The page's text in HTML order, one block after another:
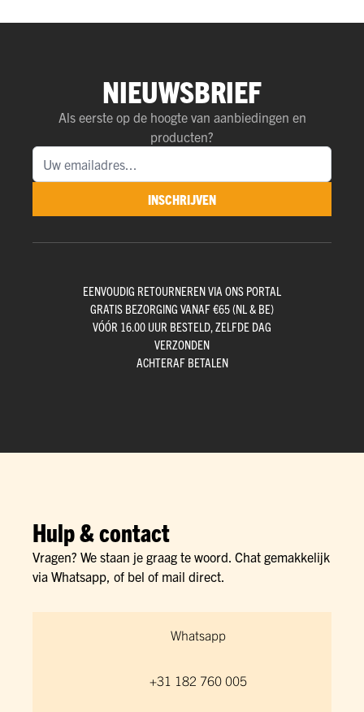
NIEUWSBRIEF
Als eerste op de hoogte van aanbiedingen en
producten?
INSCHRIJVEN
EENVOUDIG RETOURNEREN VIA ONS PORTAL
GRATIS BEZORGING VANAF €65 (NL & BE)
VÓÓR 16.00 UUR BESTELD, ZELFDE DAG
VERZONDEN
ACHTERAF BETALEN
Hulp & contact
Vragen? We staan je graag te woord. Chat gemakkelijk
via Whatsapp, of bel of mail direct.
Whatsapp
+31 182 760 005